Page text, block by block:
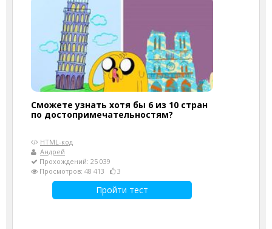
Сможете узнать хотя бы 6 из 10 стран
по достопримечательностям?
HTML-код
Андрей
Прохождений: 25 039
Просмотров: 48 413
3
Пройти тест